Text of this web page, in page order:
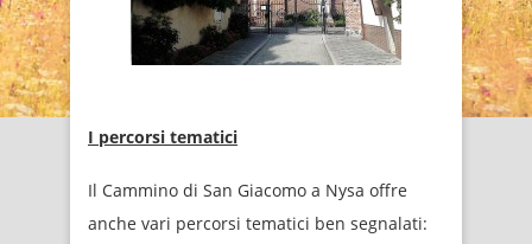
I percorsi tematici
Il Cammino di San Giacomo a Nysa offre
anche vari percorsi tematici ben segnalati: